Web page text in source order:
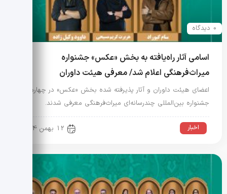
0 دیدگاه
اسامی آثار راه‌یافته به بخش «عکس» جشنواره
میراث‌فرهنگی اعلام شد/ معرفی هیئت داوران
اعضای هیئت داوران و آثار پذیرفته شده بخش «عکس» در چهارمین
جشنواره بین‌المللی چندرسانه‌ای میراث‌فرهنگی معرفی شدند.
اخبار 12 بهمن 1404